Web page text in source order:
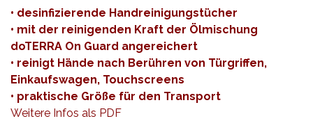
• desinfizierende Handreinigungstücher
• mit der reinigenden Kraft der Ölmischung
doTERRA On Guard angereichert
• reinigt Hände nach Berühren von Türgriffen,
Einkaufswagen, Touchscreens
• praktische Größe für den Transport
Weitere Infos als PDF